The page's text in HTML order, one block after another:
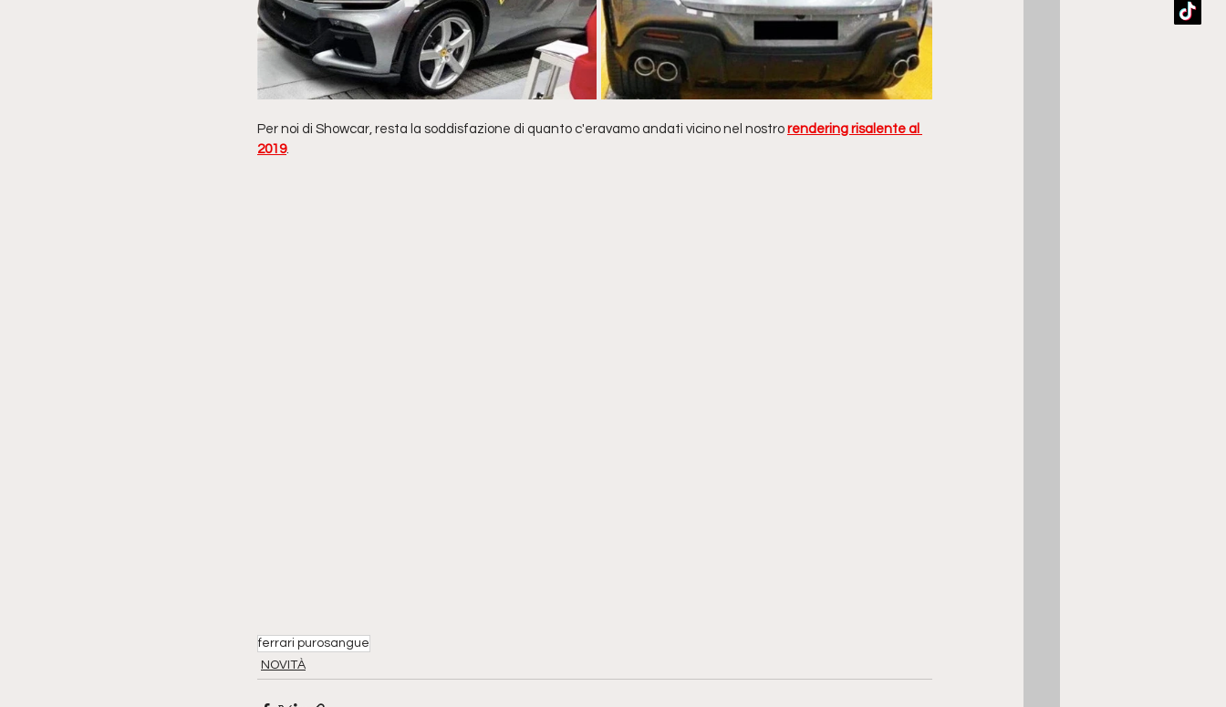
Per noi di Showcar, resta la soddisfazione di quanto c'eravamo andati vicino nel nostro rendering risalente al
2019.
ferrari purosangue
NOVITÀ